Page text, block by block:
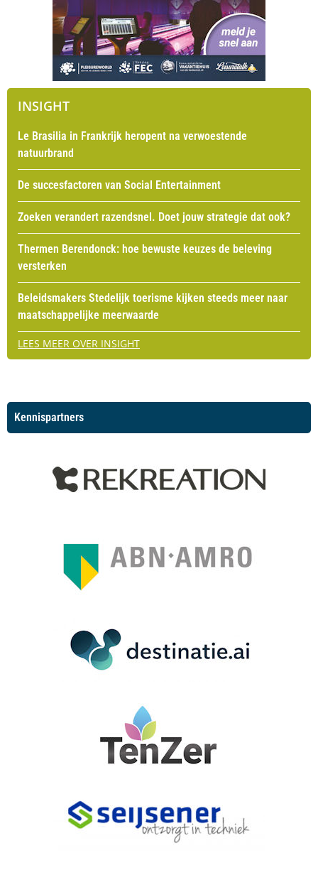
INSIGHT
Le Brasilia in Frankrijk heropent na verwoestende
natuurbrand
De succesfactoren van Social Entertainment
Zoeken verandert razendsnel. Doet jouw strategie dat ook?
Thermen Berendonck: hoe bewuste keuzes de beleving
versterken
Beleidsmakers Stedelijk toerisme kijken steeds meer naar
maatschappelijke meerwaarde
LEES MEER OVER INSIGHT
Kennispartners